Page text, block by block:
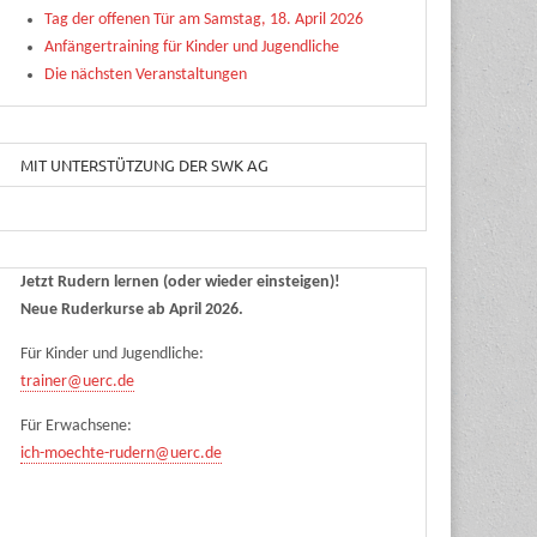
Tag der offenen Tür am Samstag, 18. April 2026
Anfängertraining für Kinder und Jugendliche
Die nächsten Veranstaltungen
MIT UNTERSTÜTZUNG DER SWK AG
Jetzt Rudern lernen (oder wieder einsteigen)!
Neue Ruderkurse ab April 2026.
Für Kinder und Jugendliche:
trainer@uerc.de
Für Erwachsene:
ich-moechte-rudern@uerc.de